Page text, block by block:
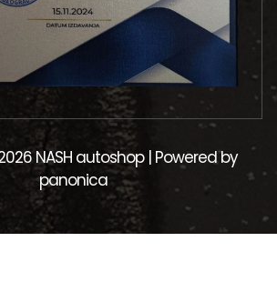
NASH autoshop | Powered by
panonica